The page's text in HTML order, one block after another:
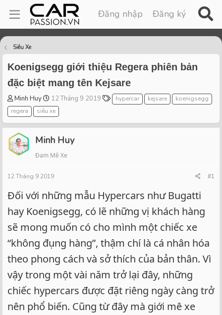
Đăng nhập Đăng ký
Siêu Xe
Koenigsegg giới thiệu Regera phiên bản
đặc biệt mang tên Kejsare
T
h
r
e
a
d
s
a
t
r
Minh Huy
S
t
a
r
t
a
e
12 Tháng 9 2019
T
a
s
hypercar kejsare
koenigsegg
regera
siêu xe
Minh Huy
Đam Mê Xe
12 Tháng 9 2019 #1
Đối với những mẫu Hypercars như Bugatti
hay Koenigsegg, có lẽ những vị khách hàng
sẽ mong muốn có cho mình một chiếc xe
“không đụng hàng”, thậm chí là cá nhân hóa
theo phong cách và sở thích của bản thân. Vì
vậy trong một vài năm trở lại đây, những
chiếc hypercars được đặt riêng ngày càng trở
nên phổ biến. Cũng từ đây mà giới mê xe